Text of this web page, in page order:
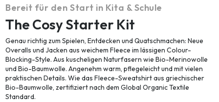
Bereit für den Start in Kita & Schule
The Cosy Starter Kit
Genau richtig zum Spielen, Entdecken und Quatschmachen: Neue
Overalls und Jacken aus weichem Fleece im lässigen Colour-
Blocking-Style. Aus kuscheligen Naturfasern wie Bio-Merinowolle
und Bio-Baumwolle. Angenehm warm, pflegeleicht und mit vielen
praktischen Details. Wie das Fleece-Sweatshirt aus griechischer
Bio-Baumwolle, zertifiziert nach dem Global Organic Textile
Standard.